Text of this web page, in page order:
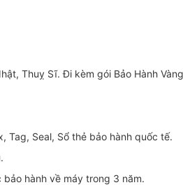
Thuỵ Sĩ. Đi kèm gói Bảo Hành Vàng
Tag, Seal, Sổ thẻ bảo hành quốc tế.
bảo hành về máy trong 3 năm.